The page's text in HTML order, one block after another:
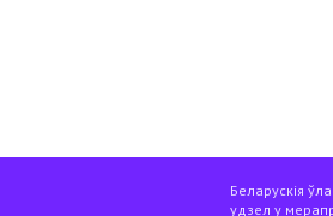
Беларускія
удзел у